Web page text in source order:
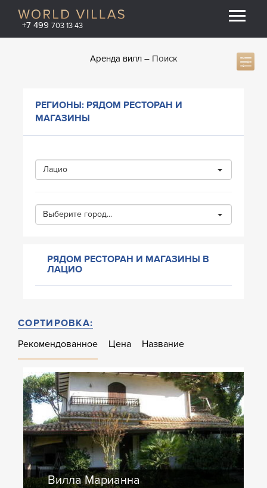
+7 499 703 13 43
Аренда вилл Поиск
РЕГИОНЫ: РЯДОМ РЕСТОРАН И
МАГАЗИНЫ
Лацио
Выберите город...
РЯДОМ РЕСТОРАН И МАГАЗИНЫ В
ЛАЦИО
СОРТИРОВКА:
Рекомендованное
Цена Название
Вилла Марианна